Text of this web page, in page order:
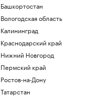
Башкортостан
Вологодская область
Калининград
Краснодарский край
Нижний Новгород
Пермский край
Ростов-на-Дону
Татарстан